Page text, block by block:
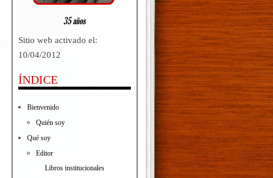
Sitio web activado el:
10/04/2012
ÍNDICE
Bienvenido
Quién soy
Qué soy
Editor
Libros institucionales